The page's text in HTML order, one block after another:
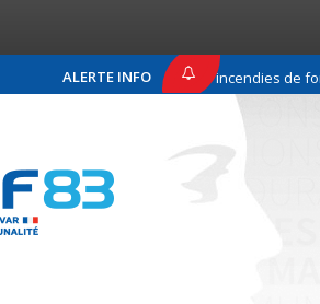
ALERTE INFO
Appel de fonds incendies de forêt